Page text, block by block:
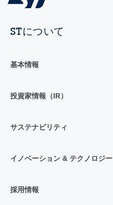
STについて
基本情報
投資家情報（IR）
サステナビリティ
イノベーション & テクノロジー
採用情報